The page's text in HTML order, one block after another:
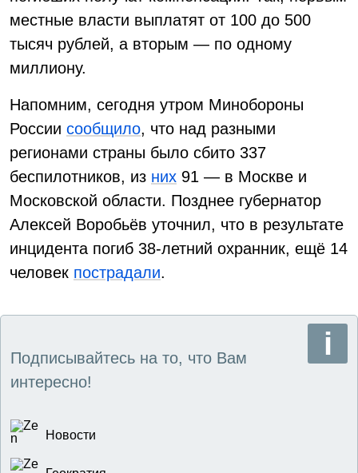
местные власти выплатят от 100 до 500
тысяч рублей, а вторым — по одному
миллиону.
Напомним, сегодня утром Минобороны
России сообщило, что над разными
регионами страны было сбито 337
беспилотников, из них 91 — в Москве и
Московской области. Позднее губернатор
Алексей Воробьёв уточнил, что в результате
инцидента погиб 38-летний охранник, ещё 14
человек пострадали.
Подписывайтесь на то, что Вам
интересно!
Новости